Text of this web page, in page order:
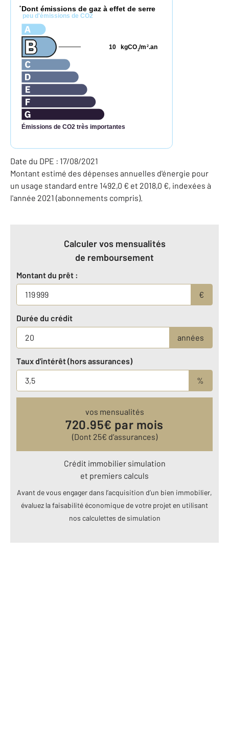
* Dont émissions de gaz à effet de serre
peu d'émissions de CO2
Émissions de CO2 très importantes
kgCO2/m 2.an
10
Date du DPE : 17/08/2021
Montant estimé des dépenses annuelles d'énergie pour
un usage standard entre 1492,0 € et 2018,0 €, indexées à
l'année 2021 (abonnements compris).
Calculer vos mensualités
de remboursement
Montant du prêt :
€
Durée du crédit
années
Taux d'intérêt (hors assurances)
%
vos mensualités
720.95€ par mois
(Dont 25€ d’assurances)
Crédit immobilier simulation
et premiers calculs
Avant de vous engager dans l’acquisition d’un bien immobilier,
évaluez la faisabilité économique de votre projet en utilisant
nos calculettes de simulation